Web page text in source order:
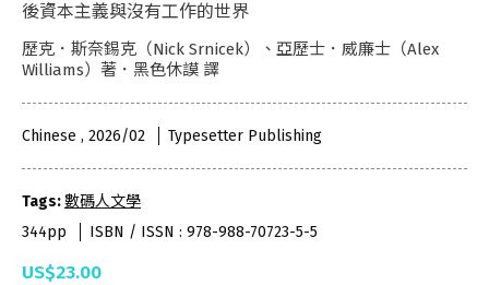
後資本主義與沒有工作的世界
歷克．斯奈錫克（Nick Srnicek）、亞歷士．威廉士（Alex
Williams）著．黑色休謨 譯
Chinese , 2026/02 Typesetter Publishing
Tags:數碼人文學
344pp
ISBN / ISSN : 978-988-70723-5-5
US$23.00